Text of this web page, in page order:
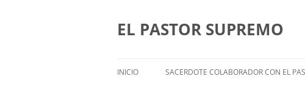
EL PASTOR SUPREMO
INICIO SACERDOTE COLABORADOR CON EL